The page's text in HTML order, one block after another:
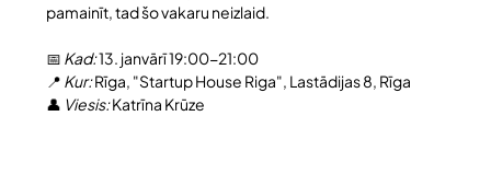
pamainīt, tad šo vakaru neizlaid.
📅 Kad: 13. janvārī 19:00-21:00
📍 Kur: Rīga, "Startup House Riga", Lastādijas 8, Rīga
👤 Viesis: Katrīna Krūze